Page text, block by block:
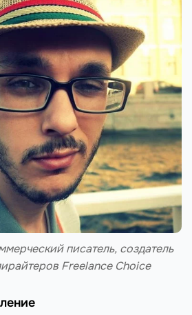
писатель, создатель
Freelance Choice